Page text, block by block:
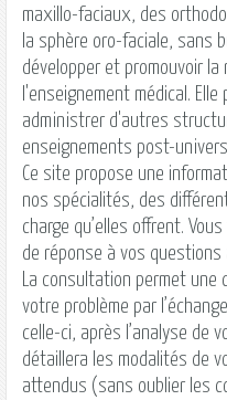
maxillo-faciaux, des
la sphère oro-faciale, sans
développer et promouvoir
l'enseignement médical.
administrer d'autres
enseignements post-
Ce site propose une
nos spécialités, des
charge qu’elles offrent.
de réponse à vos
La consultation permet une
votre problème par
celle-ci, après l’analyse de
détaillera les modalités de
attendus (sans oublier les